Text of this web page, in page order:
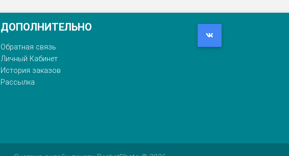
ДОПОЛНИТЕЛЬНО
Обратная связь
Личный Кабинет
История заказов
Рассылка